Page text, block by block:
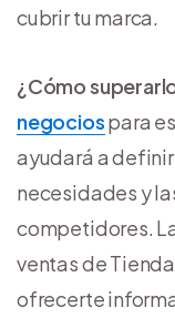
cubrir tu marca.
¿Cómo
negociospara
ayudará a
necesidades y
competidores.
ventas de
ofrecerte